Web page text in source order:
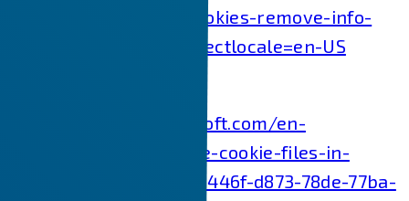
redirectslug=delete-cookies-remove-info-
websites-stored&redirectlocale=en-US
https://support.microsoft.com/en-
us/topic/how-to-delete-cookie-files-in-
internet-explorer-bca9446f-d873-78de-77ba-